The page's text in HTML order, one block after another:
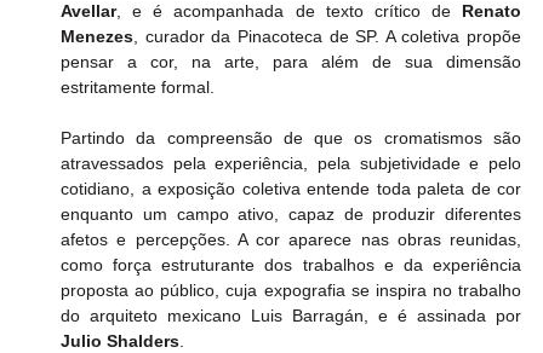
Avellar, e é acompanhada de texto crítico de Renato
Menezes, curador da Pinacoteca de SP. A coletiva propõe
pensar a cor, na arte, para além de sua dimensão
estritamente formal.
Partindo da compreensão de que os cromatismos são
atravessados pela experiência, pela subjetividade e pelo
cotidiano, a exposição coletiva entende toda paleta de cor
enquanto um campo ativo, capaz de produzir diferentes
afetos e percepções. A cor aparece nas obras reunidas,
como força estruturante dos trabalhos e da experiência
proposta ao público, cuja expografia se inspira no trabalho
Julio Shalders.